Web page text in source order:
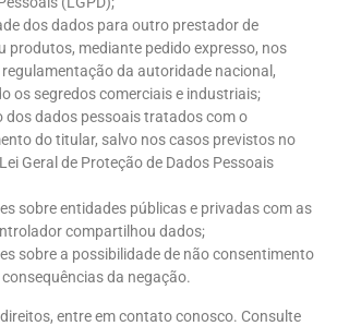
dos dados para outro prestador de
produtos, mediante pedido expresso, nos
da autoridade nacional,
os segredos comerciais e industriais;
dos dados pessoais tratados com o
do titular, salvo nos casos previstos no
Geral de Proteção de Dados Pessoais
sobre entidades públicas e privadas com as
compartilhou dados;
sobre a possibilidade de não consentimento
da negação.
entre em contato conosco. Consulte